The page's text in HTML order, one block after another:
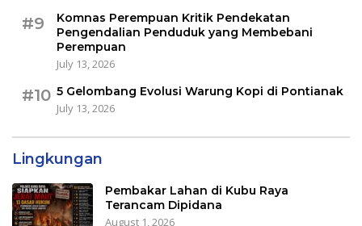
#9
Komnas Perempuan Kritik Pendekatan
Pengendalian Penduduk yang Membebani
Perempuan
July 13, 2026
#10 5 Gelombang Evolusi Warung Kopi di Pontianak
July 13, 2026
Lingkungan
Pembakar Lahan di Kubu Raya
Terancam Dipidana
August 1, 2026